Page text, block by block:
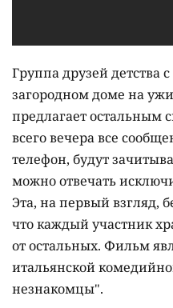
Группа друзей детства
загородном доме на
предлагает остальным
всего вечера все
телефон, будут
можно отвечать
Эта, на первый взгляд,
что каждый участник
от остальных. Фильм
итальянской
незнакомцы".